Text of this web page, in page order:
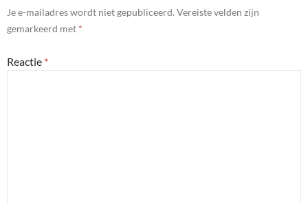
Je e-mailadres wordt niet gepubliceerd.Vereiste velden zijn
gemarkeerd met *
Reactie *